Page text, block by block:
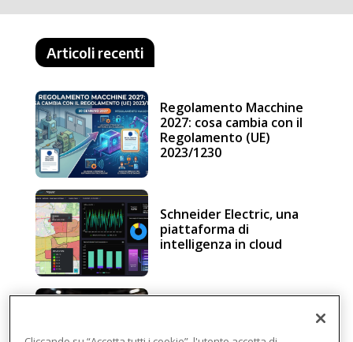
Articoli recenti
Regolamento Macchine
2027: cosa cambia con il
Regolamento (UE)
2023/1230
Schneider Electric, una
piattaforma di
intelligenza in cloud